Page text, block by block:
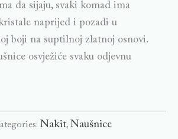
da sijaju, svaki komad ima
naprijed i pozadi u
boji na suptilnoj zlatnoj osnovi.
osvježiće svaku odjevnu
Nakit, Naušnice